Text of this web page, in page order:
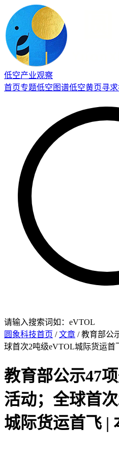
低空产业观察
首页专题低空图谱低空黄页寻
请输入搜索词如：eVTOL
圆象科技首页 /文章 / 教育部公
球首次2吨级eVTOL城际货运首
教育部公示47
活动；全球首
城际货运首飞 |